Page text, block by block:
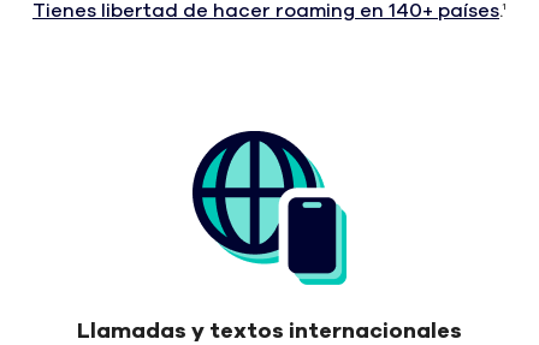
Tienes libertad de hacer roaming en 140+ países.1
Llamadas y textos internacionales